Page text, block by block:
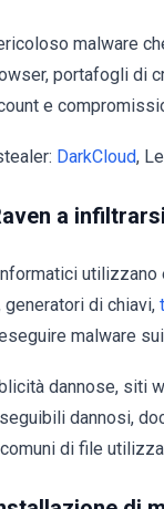
malware
portafogli di
e
DarkCloud,
a
di chiavi,
malware
dannose, siti
dannosi,
di file